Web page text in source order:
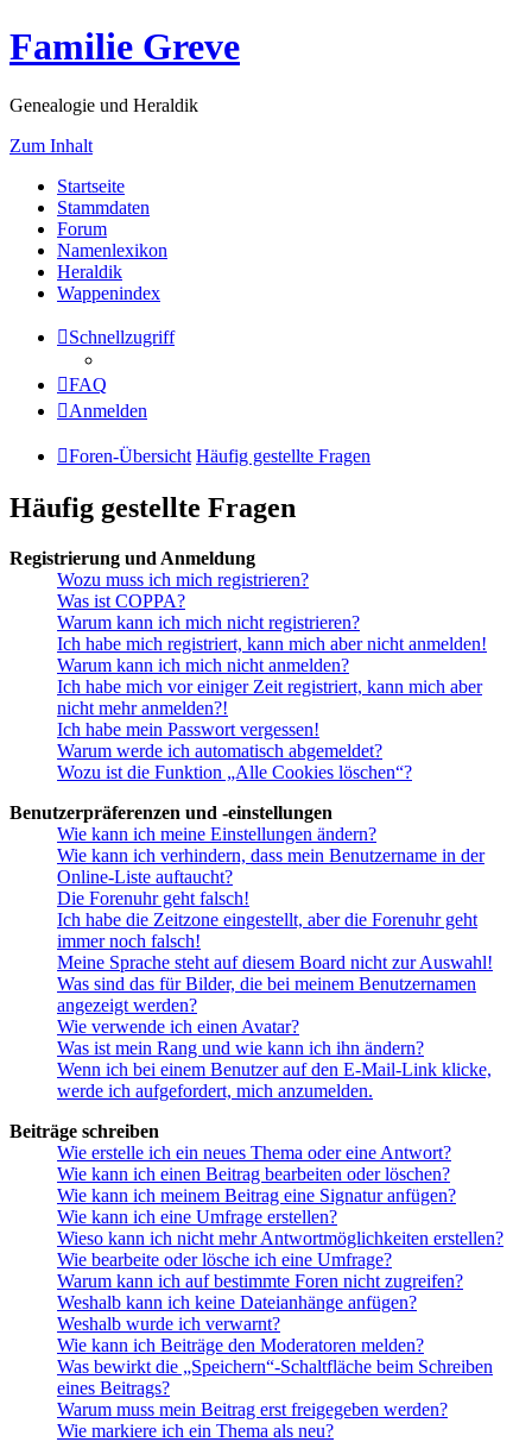
Familie Greve
Genealogie und Heraldik
Zum Inhalt
Startseite
Stammdaten
Forum
Namenlexikon
Heraldik
Wappenindex
Schnellzugriff
FAQ
Anmelden
Foren-Übersicht Häufig gestellte Fragen
Häufig gestellte Fragen
Registrierung und Anmeldung
Wozu muss ich mich registrieren?
Was ist COPPA?
Warum kann ich mich nicht registrieren?
Ich habe mich registriert, kann mich aber nicht anmelden!
Warum kann ich mich nicht anmelden?
Ich habe mich vor einiger Zeit registriert, kann mich aber
nicht mehr anmelden?!
Ich habe mein Passwort vergessen!
Warum werde ich automatisch abgemeldet?
Wozu ist die Funktion „Alle Cookies löschen“?
Benutzerpräferenzen und -einstellungen
Wie kann ich meine Einstellungen ändern?
Wie kann ich verhindern, dass mein Benutzername in der
Online-Liste auftaucht?
Die Forenuhr geht falsch!
Ich habe die Zeitzone eingestellt, aber die Forenuhr geht
immer noch falsch!
Meine Sprache steht auf diesem Board nicht zur Auswahl!
Was sind das für Bilder, die bei meinem Benutzernamen
angezeigt werden?
Wie verwende ich einen Avatar?
Was ist mein Rang und wie kann ich ihn ändern?
Wenn ich bei einem Benutzer auf den E-Mail-Link klicke,
werde ich aufgefordert, mich anzumelden.
Beiträge schreiben
Wie erstelle ich ein neues Thema oder eine Antwort?
Wie kann ich einen Beitrag bearbeiten oder löschen?
Wie kann ich meinem Beitrag eine Signatur anfügen?
Wie kann ich eine Umfrage erstellen?
Wieso kann ich nicht mehr Antwortmöglichkeiten erstellen?
Wie bearbeite oder lösche ich eine Umfrage?
Warum kann ich auf bestimmte Foren nicht zugreifen?
Weshalb kann ich keine Dateianhänge anfügen?
Weshalb wurde ich verwarnt?
Wie kann ich Beiträge den Moderatoren melden?
Was bewirkt die „Speichern“-Schaltfläche beim Schreiben
eines Beitrags?
Warum muss mein Beitrag erst freigegeben werden?
Wie markiere ich ein Thema als neu?